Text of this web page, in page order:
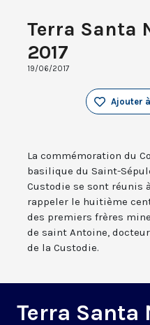
Terra Santa
2017
19/06/2017
Ajouter
La commémoration du
basilique du Saint-
Custodie se sont réunis
rappeler le huitième
des premiers frères
de saint Antoine,
de la Custodie.
Terra Santa